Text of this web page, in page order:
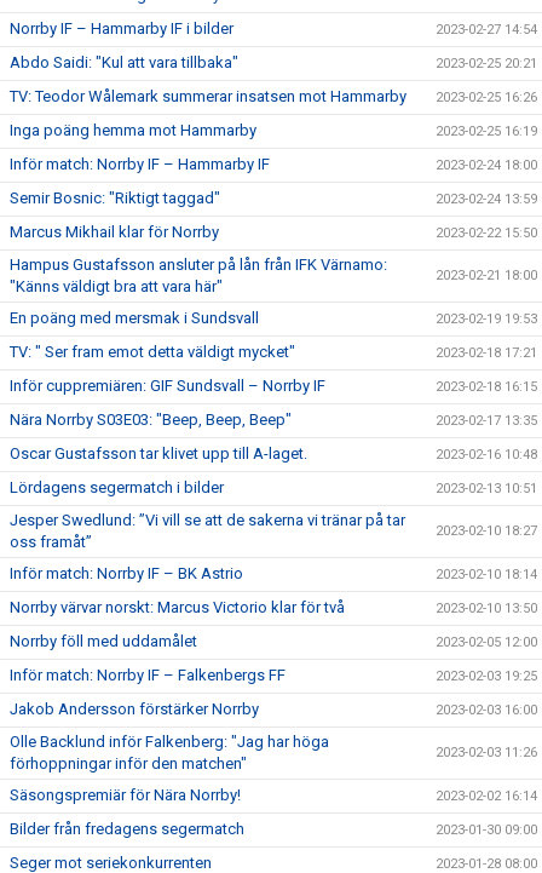
Norrby IF – Hammarby IF i bilder 2023-02-27 14:54
Abdo Saidi: "Kul att vara tillbaka" 2023-02-25 20:21
TV: Teodor Wålemark summerar insatsen mot Hammarby 2023-02-25 16:26
Inga poäng hemma mot Hammarby 2023-02-25 16:19
Inför match: Norrby IF – Hammarby IF 2023-02-24 18:00
Semir Bosnic: "Riktigt taggad" 2023-02-24 13:59
Marcus Mikhail klar för Norrby 2023-02-22 15:50
Hampus Gustafsson ansluter på lån från IFK Värnamo:
"Känns väldigt bra att vara här"
2023-02-21 18:00
En poäng med mersmak i Sundsvall 2023-02-19 19:53
TV: " Ser fram emot detta väldigt mycket" 2023-02-18 17:21
Inför cuppremiären: GIF Sundsvall – Norrby IF 2023-02-18 16:15
Nära Norrby S03E03: "Beep, Beep, Beep" 2023-02-17 13:35
Oscar Gustafsson tar klivet upp till A-laget. 2023-02-16 10:48
Lördagens segermatch i bilder 2023-02-13 10:51
Jesper Swedlund: ”Vi vill se att de sakerna vi tränar på tar
oss framåt”
2023-02-10 18:27
Inför match: Norrby IF – BK Astrio 2023-02-10 18:14
Norrby värvar norskt: Marcus Victorio klar för två 2023-02-10 13:50
Norrby föll med uddamålet 2023-02-05 12:00
Inför match: Norrby IF – Falkenbergs FF 2023-02-03 19:25
Jakob Andersson förstärker Norrby 2023-02-03 16:00
Olle Backlund inför Falkenberg: "Jag har höga
förhoppningar inför den matchen"
2023-02-03 11:26
Säsongspremiär för Nära Norrby! 2023-02-02 16:14
Bilder från fredagens segermatch 2023-01-30 09:00
Seger mot seriekonkurrenten 2023-01-28 08:00